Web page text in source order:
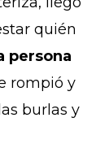
quién
persona
rompió y
burlas y